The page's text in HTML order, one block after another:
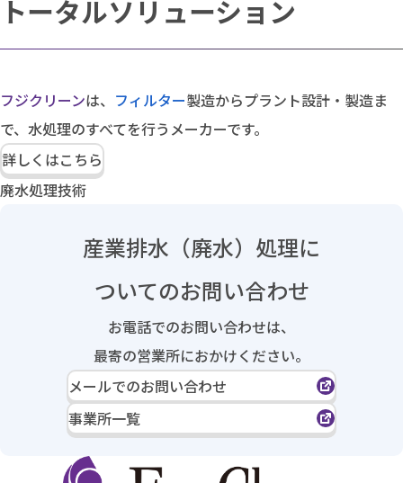
トータルソリューション
フジクリーンは、 フィルター製造からプラント設計・製造ま
で、水処理のすべてを行うメーカーです。
詳しくはこちら
廃水処理技術
産業排水（廃水）処理に
ついてのお問い合わせ
お電話でのお問い合わせは、
最寄の営業所におかけください。
メールでのお問い合わせ
事業所一覧